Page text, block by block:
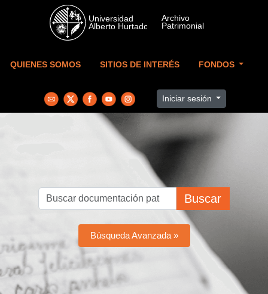
Skip to main content
QUIENES SOMOS SITIOS DE INTERÉS FONDOS
Iniciar sesión
Buscar
Búsqueda Avanzada »